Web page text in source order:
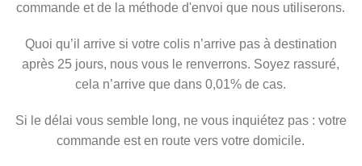
commande et de la méthode d'envoi que nous utiliserons.
Quoi qu’il arrive si votre colis n’arrive pas à destination
après 25 jours, nous vous le renverrons. Soyez rassuré,
cela n’arrive que dans 0,01% de cas.
Si le délai vous semble long, ne vous inquiétez pas : votre
commande est en route vers votre domicile.